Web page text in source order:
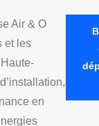
Air & O
et les
en